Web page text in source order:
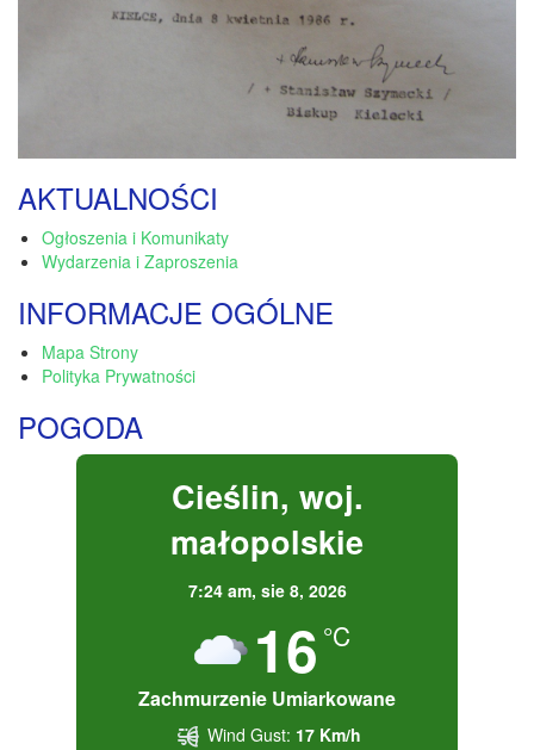
AKTUALNOŚCI
Ogłoszenia i Komunikaty
Wydarzenia i Zaproszenia
INFORMACJE OGÓLNE
Mapa Strony
Polityka Prywatności
POGODA
Cieślin, woj.
małopolskie
7:24 am, sie 8, 2026
16 °C
Zachmurzenie Umiarkowane
Wind Gust: 17 Km/h